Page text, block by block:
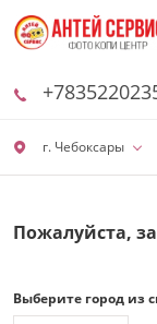
г. Чебоксары
Пожалуйста,
Выберите город из